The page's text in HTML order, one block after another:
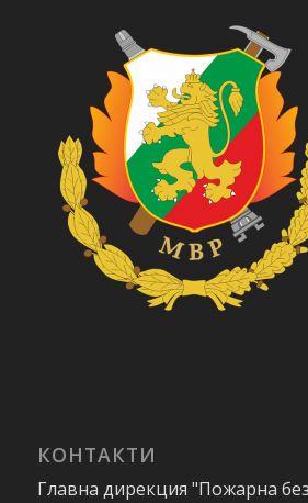
КОНТАКТИ
Главна дирекция "Пожарна